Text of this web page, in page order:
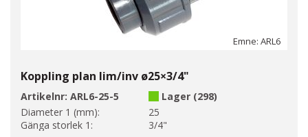
Emne: ARL6
Koppling plan lim/inv ø25×3/4"
Artikelnr: ARL6-25-5
Lager (298)
Diameter 1 (mm):
25
Gänga storlek 1:
3/4"